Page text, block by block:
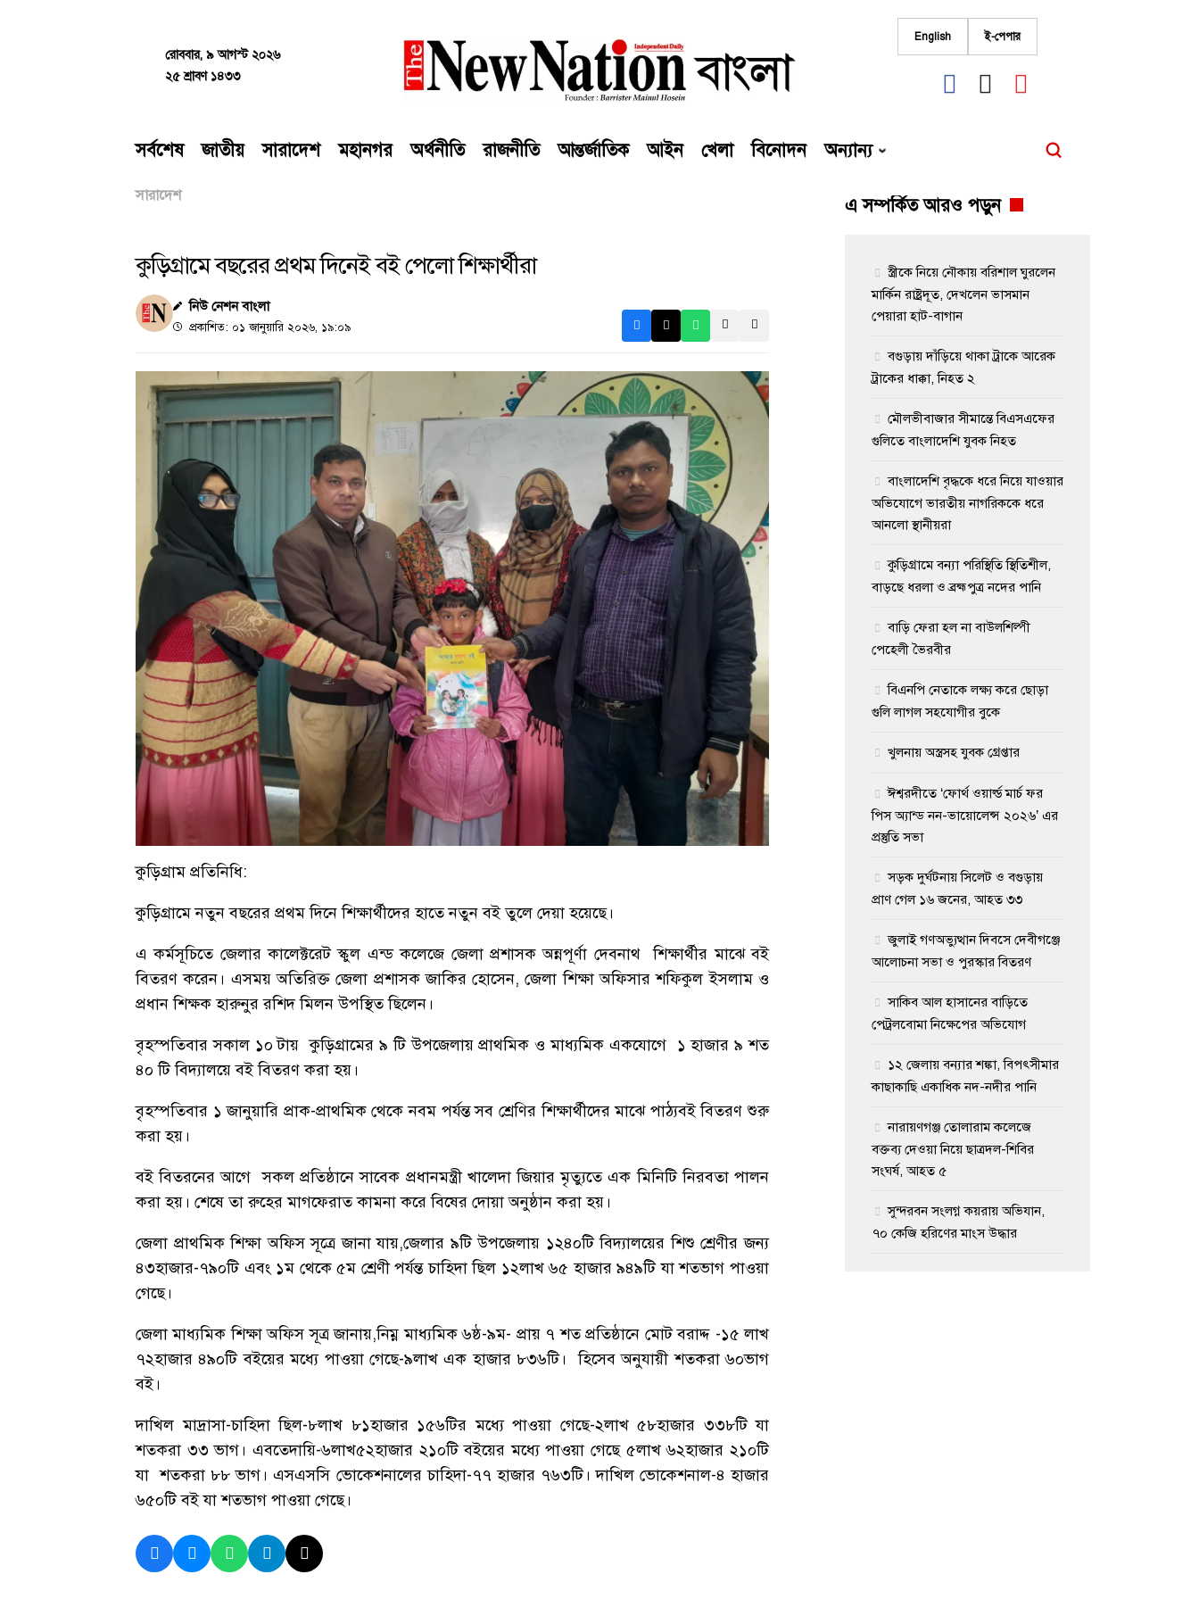
রোববার, ৯ আগস্ট ২০২৬
২৫ শ্রাবণ ১৪৩৩
English ই-পেপার
fab
fa-
fab
fa-
সর্বশেষ জাতীয় সারাদেশ মহানগর অর্থনীতি রাজনীতি আন্তর্জাতিক আইন খেলা বিনোদন অন্যান্য
সারাদেশ
কুড়িগ্রামে বছরের প্রথম দিনেই বই পেলো শিক্ষার্থীরা
নিউ নেশন বাংলা
প্রকাশিত: ০১ জানুয়ারি ২০২৬, ১৯:০৯
কুড়িগ্রাম প্রতিনিধি:
কুড়িগ্রামে নতুন বছরের প্রথম দিনে শিক্ষার্থীদের হাতে নতুন বই তুলে দেয়া হয়েছে।
এ কর্মসূচিতে জেলার কালেক্টরেট স্কুল এন্ড কলেজে জেলা প্রশাসক অন্নপূর্ণা দেবনাথ শিক্ষার্থীর মাঝে বই
বিতরণ করেন। এসময় অতিরিক্ত জেলা প্রশাসক জাকির হোসেন, জেলা শিক্ষা অফিসার শফিকুল ইসলাম ও
প্রধান শিক্ষক হারুনুর রশিদ মিলন উপস্থিত ছিলেন।
বৃহস্পতিবার সকাল ১০ টায় কুড়িগ্রামের ৯ টি উপজেলায় প্রাথমিক ও মাধ্যমিক একযোগে ১ হাজার ৯ শত
৪০ টি বিদ্যালয়ে বই বিতরণ করা হয়।
বৃহস্পতিবার ১ জানুয়ারি প্রাক-প্রাথমিক থেকে নবম পর্যন্ত সব শ্রেণির শিক্ষার্থীদের মাঝে পাঠ্যবই বিতরণ শুরু
করা হয়।
বই বিতরনের আগে সকল প্রতিষ্ঠানে সাবেক প্রধানমন্ত্রী খালেদা জিয়ার মৃত্যুতে এক মিনিটি নিরবতা পালন
করা হয়। শেষে তা রুহের মাগফেরাত কামনা করে বিষের দোয়া অনুষ্ঠান করা হয়।
জেলা প্রাথমিক শিক্ষা অফিস সূত্রে জানা যায়,জেলার ৯টি উপজেলায় ১২৪০টি বিদ্যালয়ের শিশু শ্রেণীর জন্য
৪৩হাজার-৭৯০টি এবং ১ম থেকে ৫ম শ্রেণী পর্যন্ত চাহিদা ছিল ১২লাখ ৬৫ হাজার ৯৪৯টি যা শতভাগ পাওয়া
গেছে।
জেলা মাধ্যমিক শিক্ষা অফিস সূত্র জানায়,নিম্ন মাধ্যমিক ৬ষ্ঠ-৯ম- প্রায় ৭ শত প্রতিষ্ঠানে মোট বরাদ্দ -১৫ লাখ
৭২হাজার ৪৯০টি বইয়ের মধ্যে পাওয়া গেছে-৯লাখ এক হাজার ৮৩৬টি। হিসেব অনুযায়ী শতকরা ৬০ভাগ
বই।
দাখিল মাদ্রাসা-চাহিদা ছিল-৮লাখ ৮১হাজার ১৫৬টির মধ্যে পাওয়া গেছে-২লাখ ৫৮হাজার ৩৩৮টি যা
শতকরা ৩৩ ভাগ। এবতেদায়ি-৬লাখ৫২হাজার ২১০টি বইয়ের মধ্যে পাওয়া গেছে ৫লাখ ৬২হাজার ২১০টি
যা শতকরা ৮৮ ভাগ। এসএসসি ভোকেশনালের চাহিদা-৭৭ হাজার ৭৬৩টি। দাখিল ভোকেশনাল-৪ হাজার
৬৫০টি বই যা শতভাগ পাওয়া গেছে।
এ সম্পর্কিত আরও পড়ুন
স্ত্রীকে নিয়ে নৌকায় বরিশাল ঘুরলেন
মার্কিন রাষ্ট্রদূত, দেখলেন ভাসমান
পেয়ারা হাট-বাগান
বগুড়ায় দাঁড়িয়ে থাকা ট্রাকে আরেক
ট্রাকের ধাক্কা, নিহত ২
মৌলভীবাজার সীমান্তে বিএসএফের
গুলিতে বাংলাদেশি যুবক নিহত
বাংলাদেশি বৃদ্ধকে ধরে নিয়ে যাওয়ার
অভিযোগে ভারতীয় নাগরিককে ধরে
আনলো স্থানীয়রা
কুড়িগ্রামে বন্যা পরিস্থিতি স্থিতিশীল,
বাড়ছে ধরলা ও ব্রহ্মপুত্র নদের পানি
বাড়ি ফেরা হল না বাউলশিল্পী
পেহেলী ভৈরবীর
বিএনপি নেতাকে লক্ষ্য করে ছোড়া
গুলি লাগল সহযোগীর বুকে
খুলনায় অস্ত্রসহ যুবক গ্রেপ্তার
ঈশ্বরদীতে ‘ফোর্থ ওয়ার্ল্ড মার্চ ফর
পিস অ্যান্ড নন-ভায়োলেন্স ২০২৬’ এর
প্রস্তুতি সভা
সড়ক দুর্ঘটনায় সিলেট ও বগুড়ায়
প্রাণ গেল ১৬ জনের, আহত ৩৩
জুলাই গণঅভ্যুত্থান দিবসে দেবীগঞ্জে
আলোচনা সভা ও পুরস্কার বিতরণ
সাকিব আল হাসানের বাড়িতে
পেট্রলবোমা নিক্ষেপের অভিযোগ
১২ জেলায় বন্যার শঙ্কা, বিপৎসীমার
কাছাকাছি একাধিক নদ-নদীর পানি
নারায়ণগঞ্জ তোলারাম কলেজে
বক্তব্য দেওয়া নিয়ে ছাত্রদল-শিবির
সংঘর্ষ, আহত ৫
সুন্দরবন সংলগ্ন কয়রায় অভিযান,
৭০ কেজি হরিণের মাংস উদ্ধার